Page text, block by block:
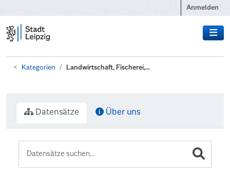
Anmelden
Kategorien Landwirtschaft, Fischerei,...
Datensätze Über uns